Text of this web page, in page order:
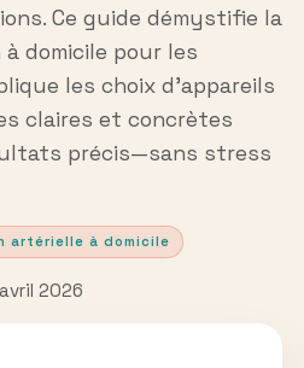
Ce guide démystifie la
domicile pour les
les choix d’appareils
claires et concrètes
précis—sans stress
artérielle à domicile
2026